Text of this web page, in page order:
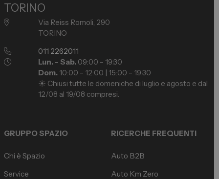
TORINO
Via Reiss Romoli, 290
TORINO
011 2262011
Lun. - Sab. 09:00 – 19:30
Dom. 10:00 – 12:00 | 15:00 – 19:30
☀️ Chiusi tutte le domeniche di luglio e agosto e dal
12/08 al 19/08 compresi.
GRUPPO SPAZIO
Chi è Spazio
Service
RICERCHE FREQUENTI
Auto B2B
Auto Km Zero